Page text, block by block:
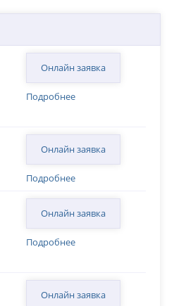
Подробнее
Онлайн заявка
Подробнее
Онлайн заявка
Подробнее
Онлайн заявка
Онлайн заявка